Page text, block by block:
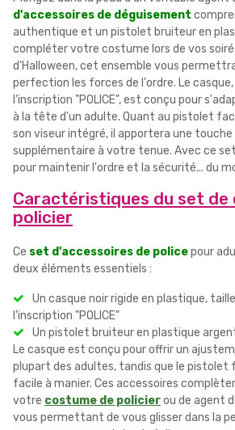
d'accessoires de déguisement
authentique et un pistolet bruiteur en
compléter votre costume lors de vos
d'Halloween, cet ensemble vous
perfection les forces de l'ordre. Le
l'inscription "POLICE", est conçu pour
à la tête d'un adulte. Quant au pistolet
son viseur intégré, il apportera une touche
supplémentaire à votre tenue. Avec ce
pour maintenir l'ordre et la sécurité... du
Caractéristiques du set de
policier
Ce set d'accessoires de policepour
deux éléments essentiels :
Un casque noir rigide en plastique,
l'inscription "POLICE"
Un pistolet bruiteur en plastique
Le casque est conçu pour offrir un
plupart des adultes, tandis que le
facile à manier. Ces accessoires
votre costume de policierou de agent
vous permettant de vous glisser dans la